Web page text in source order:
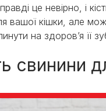
це невірно, і
вашої кішки, але
на здоров’я її
свинини